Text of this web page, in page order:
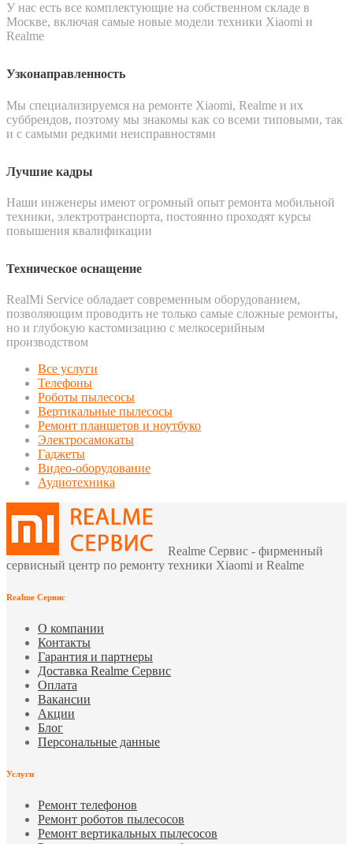
У нас есть все комплектующие на собственном складе в
Москве, включая самые новые модели техники Xiaomi и
Realme
Узконаправленность
Мы специализируемся на ремонте Xiaomi, Realme и их
суббрендов, поэтому мы знакомы как со всеми типовыми, так
и с самыми редкими неисправностями
Лучшие кадры
Наши инженеры имеют огромный опыт ремонта мобильной
техники, электротранспорта, постоянно проходят курсы
повышения квалификации
Техническое оснащение
RealMi Service обладает современным оборудованием,
позволяющим проводить не только самые сложные ремонты,
но и глубокую кастомизацию с мелкосерийным
производством
Все услуги
Телефоны
Роботы пылесосы
Вертикальные пылесосы
Ремонт планшетов и ноутбуко
Электросамокаты
Гаджеты
Видео-оборудование
Аудиотехника
Realme Сервис - фирменный
сервисный центр по ремонту техники Xiaomi и Realme
Realme Сервис
О компании
Контакты
Гарантия и партнеры
Доставка Realme Сервис
Оплата
Вакансии
Акции
Блог
Персональные данные
Услуги
Ремонт телефонов
Ремонт роботов пылесосов
Ремонт вертикальных пылесосов